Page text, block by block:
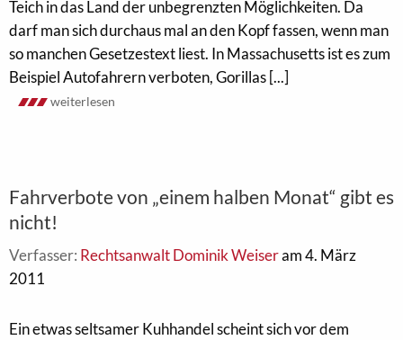
Teich in das Land der unbegrenzten Möglichkeiten. Da
darf man sich durchaus mal an den Kopf fassen, wenn man
so manchen Gesetzestext liest. In Massachusetts ist es zum
Beispiel Autofahrern verboten, Gorillas [...]
weiterlesen
Fahrverbote von „einem halben Monat“ gibt es
nicht!
Verfasser: Rechtsanwalt Dominik Weiseram 4. März
2011
Ein etwas seltsamer Kuhhandel scheint sich vor dem